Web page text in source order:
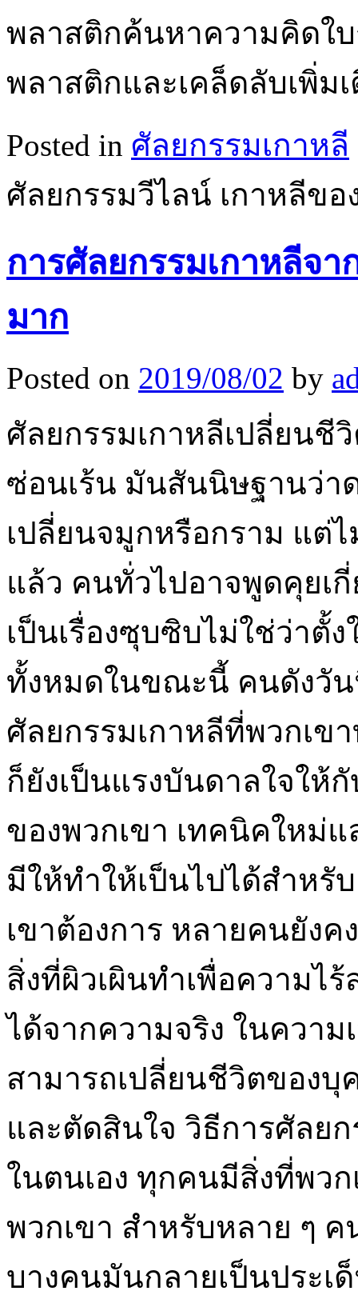
พลาสติกค้นหาความคิดใ
พลาสติกและเคล็ดลับเพิ่ม
Posted in ศัลยกรรมเกาหลี
ศัลยกรรมวีไลน์ เกาหลีข
การศัลยกรรมเกาหลีจ
มาก
Posted on 2019/08/02 by
ศัลยกรรมเกาหลีเปลี่ยนชี
ซ่อนเร้น มันสันนิษฐานว่า
เปลี่ยนจมูกหรือกราม แต่
แล้ว คนทั่วไปอาจพูดคุยเ
เป็นเรื่องซุบซิบไม่ใช่ว่าตั้
ทั้งหมดในขณะนี้ คนดังวัน
ศัลยกรรมเกาหลีที่พวกเข
ก็ยังเป็นแรงบันดาลใจใ
ของพวกเขา เทคนิคใหม่
มีให้ทำให้เป็นไปได้สำหรั
เขาต้องการ หลายคนยังค
สิ่งที่ผิวเผินทำเพื่อความไ
ได้จากความจริง ในควา
สามารถเปลี่ยนชีวิตของ
และตัดสินใจ วิธีการศัลย
ในตนเอง ทุกคนมีสิ่งที่พว
พวกเขา สำหรับหลาย ๆ
บางคนมันกลายเป็นประเ